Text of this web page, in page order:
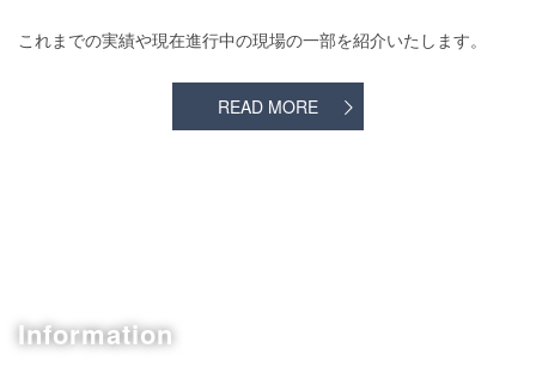
これまでの実績や現在進行中の現場の一部を紹介いたします。
READ MORE
Information